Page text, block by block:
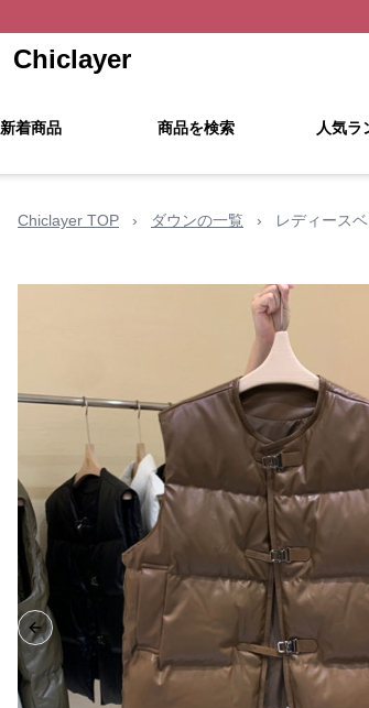
Chiclayer
新着商品 商品を検索 人気ラ
Chiclayer TOP › ダウンの一覧 › レディース
Previous slide